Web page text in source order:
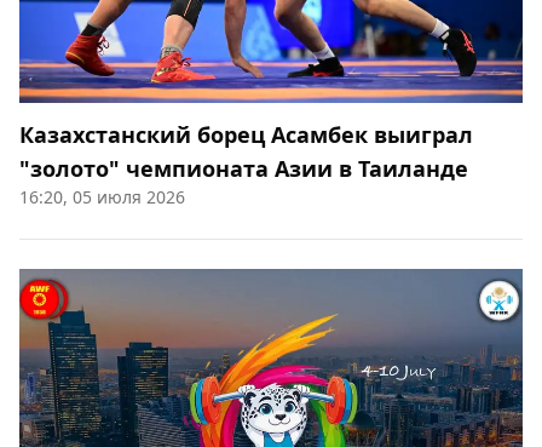
Казахстанский борец Асамбек выиграл
"золото" чемпионата Азии в Таиланде
16:20, 05 июля 2026